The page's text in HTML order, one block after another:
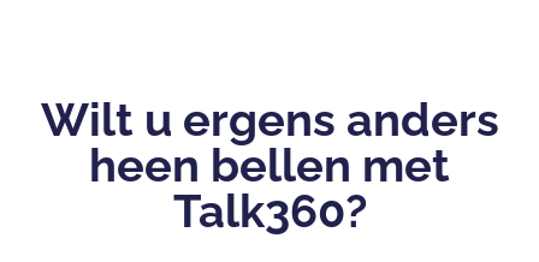
Wilt u ergens anders
heen bellen met
Talk360?